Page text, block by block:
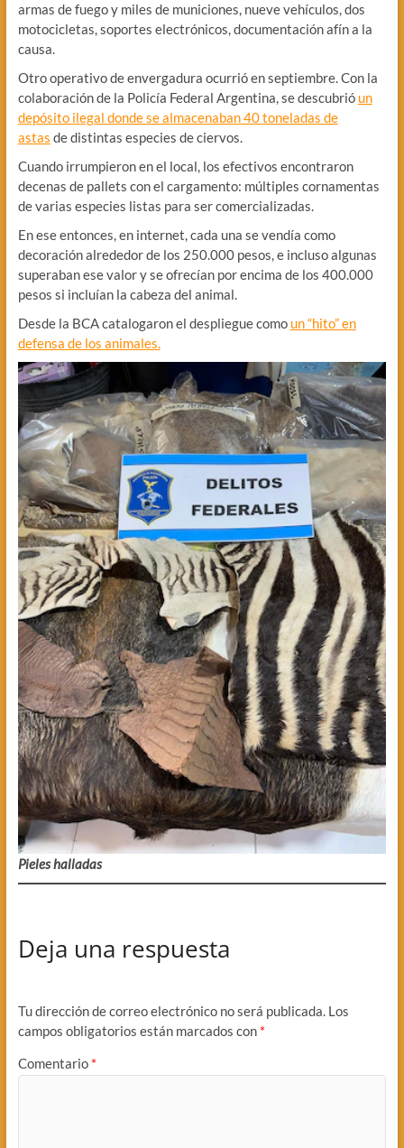
armas de fuego y miles de municiones, nueve vehículos, dos
motocicletas, soportes electrónicos, documentación afín a la
causa.
Otro operativo de envergadura ocurrió en septiembre. Con la
colaboración de la Policía Federal Argentina, se descubrió un
depósito ilegal donde se almacenaban 40 toneladas de
astas de distintas especies de ciervos.
Cuando irrumpieron en el local, los efectivos encontraron
decenas de pallets con el cargamento: múltiples cornamentas
de varias especies listas para ser comercializadas.
En ese entonces, en internet, cada una se vendía como
decoración alrededor de los 250.000 pesos, e incluso algunas
superaban ese valor y se ofrecían por encima de los 400.000
pesos si incluían la cabeza del animal.
Desde la BCA catalogaron el despliegue como un “hito” en
defensa de los animales.
Pieles halladas
Deja una respuesta
Tu dirección de correo electrónico no será publicada. Los
campos obligatorios están marcados con *
Comentario *